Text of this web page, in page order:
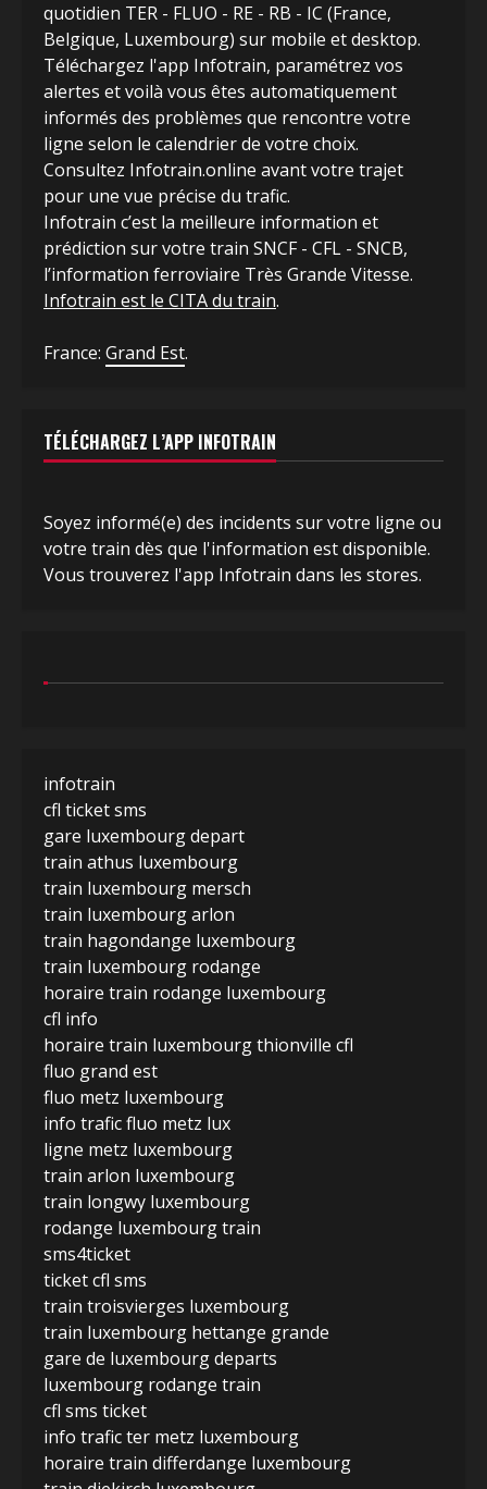
quotidien TER - FLUO - RE - RB - IC (France,
Belgique, Luxembourg) sur mobile et desktop.
Téléchargez l'app Infotrain, paramétrez vos
alertes et voilà vous êtes automatiquement
informés des problèmes que rencontre votre
ligne selon le calendrier de votre choix.
Consultez Infotrain.online avant votre trajet
pour une vue précise du trafic.
Infotrain c’est la meilleure information et
prédiction sur votre train SNCF - CFL - SNCB,
l’information ferroviaire Très Grande Vitesse.
Infotrain est le CITA du train.
France: Grand Est.
TÉLÉCHARGEZ L’APP INFOTRAIN
Soyez informé(e) des incidents sur votre ligne ou
votre train dès que l'information est disponible.
Vous trouverez l'app Infotrain dans les stores.
infotrain
cfl ticket sms
gare luxembourg depart
train athus luxembourg
train luxembourg mersch
train luxembourg arlon
train hagondange luxembourg
train luxembourg rodange
horaire train rodange luxembourg
cfl info
horaire train luxembourg thionville cfl
fluo grand est
fluo metz luxembourg
info trafic fluo metz lux
ligne metz luxembourg
train arlon luxembourg
train longwy luxembourg
rodange luxembourg train
sms4ticket
ticket cfl sms
train troisvierges luxembourg
train luxembourg hettange grande
gare de luxembourg departs
luxembourg rodange train
cfl sms ticket
info trafic ter metz luxembourg
horaire train differdange luxembourg